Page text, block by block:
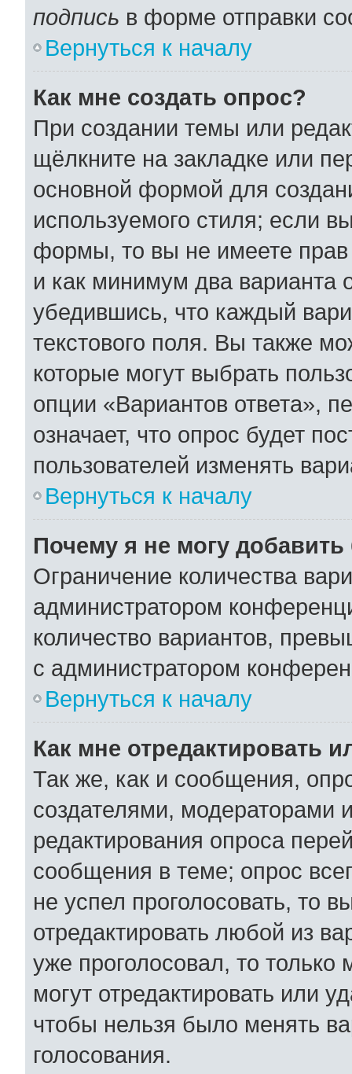
подпись в форме отправки
Вернуться к началу
Как мне создать опрос?
При создании темы или
щёлкните на закладке или
основной формой для
используемого стиля; если
формы, то вы не имеете прав
и как минимум два варианта
убедившись, что каждый
текстового поля. Вы также
которые могут выбрать
опции «Вариантов ответа»,
означает, что опрос будет
пользователей изменять
Вернуться к началу
Почему я не могу
Ограничение количества
администратором
количество вариантов,
с администратором
Вернуться к началу
Как мне отредактировать
Так же, как и сообщения,
создателями, модераторами
редактирования опроса
сообщения в теме; опрос
не успел проголосовать, то
отредактировать любой из
уже проголосовал, то
могут отредактировать или
чтобы нельзя было менять
голосования.